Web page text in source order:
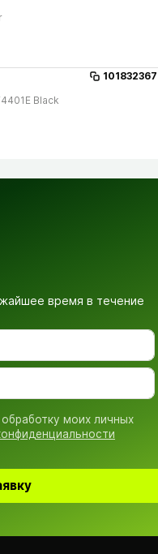
101832367
Black
время в течение
моих личных